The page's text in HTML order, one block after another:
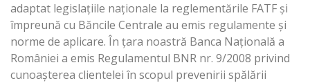
adaptat legislaţiile naţionale la reglementările FATF şi
împreună cu Băncile Centrale au emis regulamente şi
norme de aplicare. În ţara noastră Banca Naţională a
României a emis Regulamentul BNR nr. 9/2008 privind
cunoaşterea clientelei în scopul prevenirii spălării